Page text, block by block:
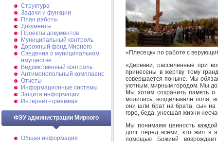
Структура
Задачи и функции
План работы
Документы
Проекты документов
Муниципальный контроль
Дорожный фонд Мирного
Cведения о муниципальном
имуществе
Ведомственный контроль
Антимонопольный комплаенс
Отчеты
Информационные системы
Защита информации
Интернет-приемная
ФЭУ администрации Мирного
Общая информация
«Плесецк» по работе с
«Деревни, расселенные при
принесены в жертву тому
совершается поныне. Мы
уютным, мирным городом. Мы
Мы хотим сохранить память
молились, возделывали поля,
они шли брат на брата, сын на
горе, беда, унесшая жизни
Мы понимаем ценность
долг перед всеми, кто жил в
помощью Божией